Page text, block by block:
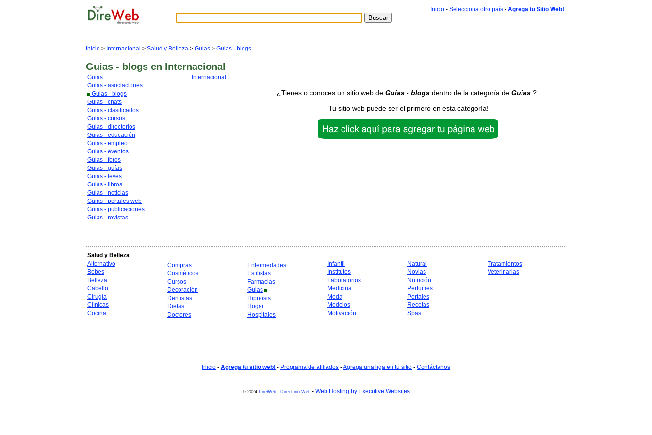
Inicio - Selecciona otro país - Agrega tu Sitio Web!
Inicio > Internacional > Salud y Belleza > Guias > Guias - blogs
Guias - blogs en Internacional
Guias
Guias - asociaciones
Guias - blogs
Guias - chats
Guias - clasificados
Guias - cursos
Guias - directorios
Guias - educación
Guias - empleo
Guias - eventos
Guias - foros
Guias - guías
Guias - leyes
Guias - libros
Guias - noticias
Guias - portales web
Guias - publicaciones
Guias - revistas
Internacional
¿Tienes o conoces un sitio web de Guias - blogs dentro de la categoría deGuias?
Tu sitio web puede ser el primero en esta categoría!
Salud y Belleza
Alternativo
Bebes
Belleza
Cabello
Cirugía
Clínicas
Cocina
Compras
Cosméticos
Cursos
Decoración
Dentistas
Dietas
Doctores
Enfermedades
Estilistas
Farmacias
Guias
Hipnosis
Hogar
Hospitales
Infantil
Institutos
Laboratorios
Medicina
Moda
Modelos
Motivación
Natural
Novias
Nutrición
Perfumes
Portales
Recetas
Spas
Tratamientos
Veterinarias
Inicio - Agrega tu sitio web! - Programa de afiliados -Agrega una liga en tu sitio - Contáctanos
© 2024 DireWeb - Directorio Web- Web Hosting by Executive Websites